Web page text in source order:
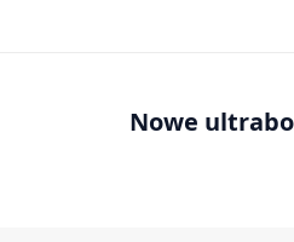
Nowe